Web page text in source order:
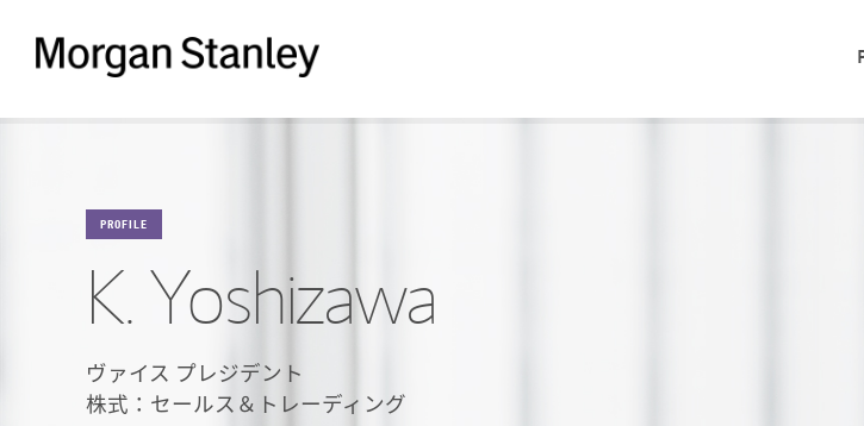
Stanley
PROFILE
K. Yoshizawa
ヴァイス プレジデント
株式：セールス＆ トレーディング